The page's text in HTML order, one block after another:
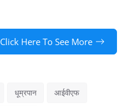
Click Here To See More
धूम्रपान आईवीएफ